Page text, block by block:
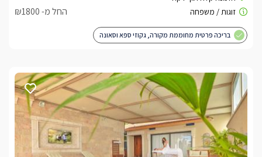
החל מ- ₪1800
בריכה פרטית מחוממת מקורה, גקוזי ספא וסאונה